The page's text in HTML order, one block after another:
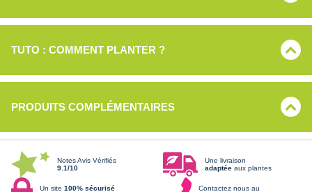
TUTO : COMMENT PLANTER ?
PRODUITS COMPLÉMENTAIRES
Notes Avis Vérifiés
9.1/10
Une livraison
adaptée aux plantes
Un site 100% sécurisé
Contactez nous au